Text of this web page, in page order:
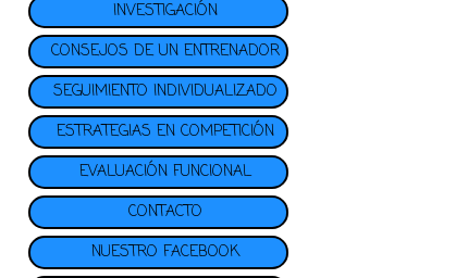
INVESTIGACIÓN
CONSEJOS DE UN ENTRENADOR
SEGUIMIENTO INDIVIDUALIZADO
ESTRATEGIAS EN COMPETICIÓN
EVALUACIÓN FUNCIONAL
CONTACTO
NUESTRO FACEBOOK